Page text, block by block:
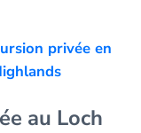
privée en
au Loch